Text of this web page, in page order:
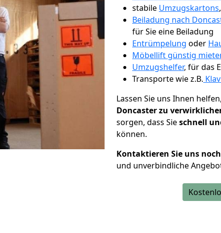
stabile Umzugskartons
Beiladung nach
für Sie eine Beiladung
Entrümpelung oder
Möbellift günstig
Umzugshelfer, für das
Transporte wie z.B.
Lassen Sie uns Ihnen
Doncaster zu
sorgen, dass Sieschnell
können.
Kontaktieren Sie uns
und unverbindliche